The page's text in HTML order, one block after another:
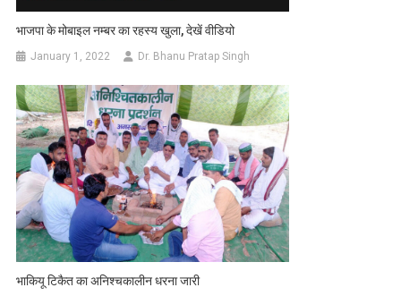
भाजपा के मोबाइल नम्बर का रहस्य खुला, देखें वीडियो
January 1, 2022 Dr. Bhanu Pratap Singh
भाकियू टिकैत का अनिश्चकालीन धरना जारी